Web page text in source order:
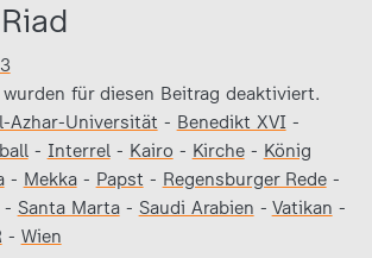
wurden für diesen Beitrag deaktiviert.
Azhar-Universität - Benedikt XVI -
- Interrel- Kairo - Kirche- König
- Mekka- Papst - Regensburger Rede-
- Santa Marta- Saudi Arabien - Vatikan -
- Wien